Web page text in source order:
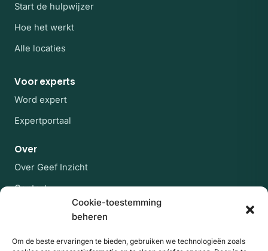
Cookie-toestemming
beheren
Om de beste ervaringen te bieden, gebruiken we technologieën zoals
Start de hulpwijzer
Hoe het werkt
Alle locaties
Voor experts
Word expert
Expertportaal
Over
Over Geef Inzicht
Contact
Veelgestelde vragen
Blijf op de hoogte